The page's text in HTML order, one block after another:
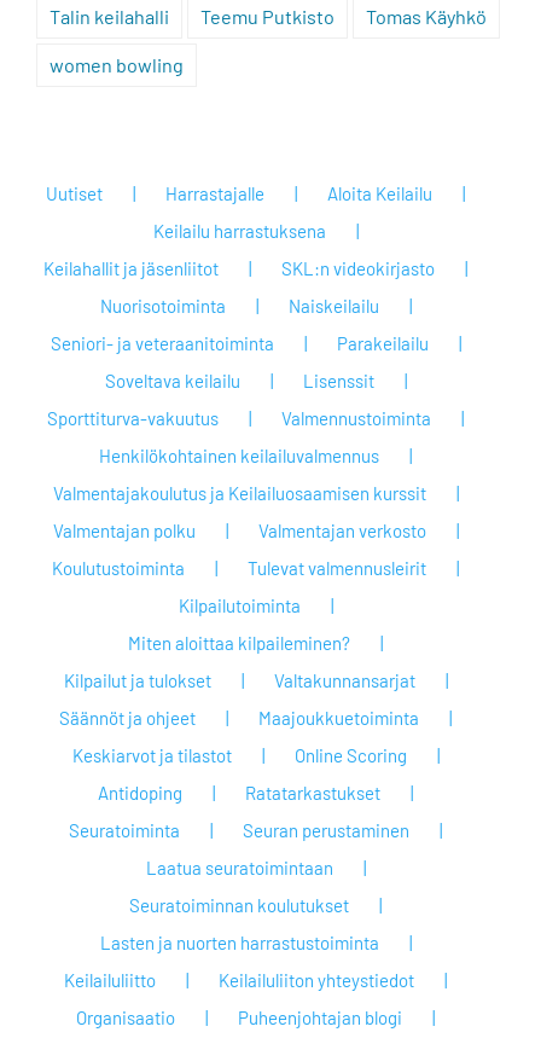
Talin keilahalli Teemu Putkisto Tomas Käyhkö
women bowling
Uutiset Harrastajalle
Aloita Keilailu
Keilailu harrastuksena
Keilahallit ja jäsenliitot
SKL:n videokirjasto
Nuorisotoiminta
Naiskeilailu
Seniori- ja veteraanitoiminta
Parakeilailu
Soveltava keilailu
Lisenssit
Sporttiturva-vakuutus
Valmennustoiminta
Henkilökohtainen keilailuvalmennus
Valmentajakoulutus ja Keilailuosaamisen kurssit
Valmentajan polku
Valmentajan verkosto
Koulutustoiminta
Tulevat valmennusleirit
Kilpailutoiminta
Miten aloittaa kilpaileminen?
Kilpailut ja tulokset
Valtakunnansarjat
Säännöt ja ohjeet
Maajoukkuetoiminta
Keskiarvot ja tilastot
Online Scoring
Antidoping
Ratatarkastukset
Seuratoiminta
Seuran perustaminen
Laatua seuratoimintaan
Seuratoiminnan koulutukset
Lasten ja nuorten harrastustoiminta
Keilailuliitto
Keilailuliiton yhteystiedot
Organisaatio
Puheenjohtajan blogi